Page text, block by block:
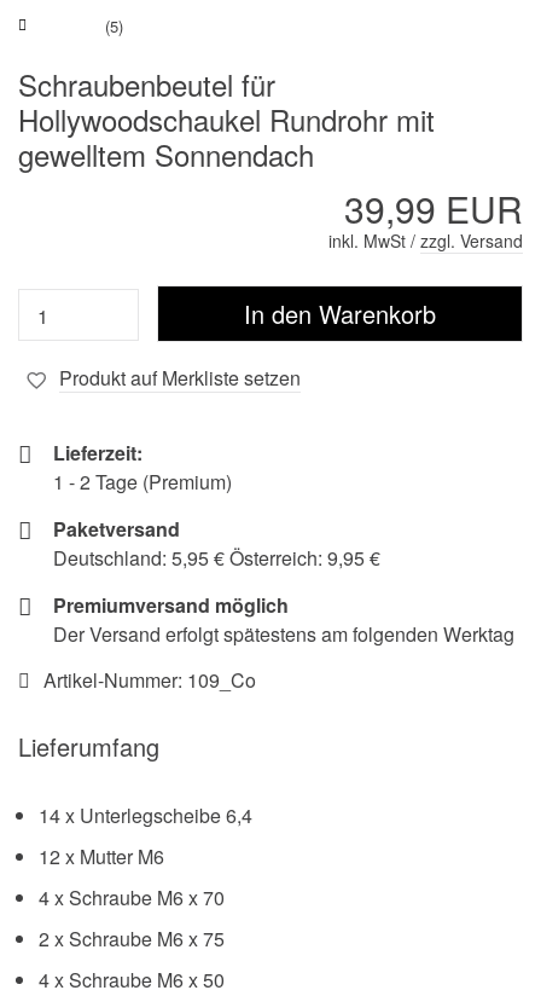
(5)
Schraubenbeutel für
Hollywoodschaukel Rundrohr mit
gewelltem Sonnendach
39,99 EUR
inkl. MwSt / zzgl. Versand
Produkt auf Merkliste setzen
Lieferzeit:
1 - 2 Tage (Premium)
Paketversand
Deutschland: 5,95 € Österreich: 9,95 €
Premiumversand möglich
Der Versand erfolgt spätestens am folgenden Werktag
Artikel-Nummer: 109_Co
Lieferumfang
14 x Unterlegscheibe 6,4
12 x Mutter M6
4 x Schraube M6 x 70
2 x Schraube M6 x 75
4 x Schraube M6 x 50